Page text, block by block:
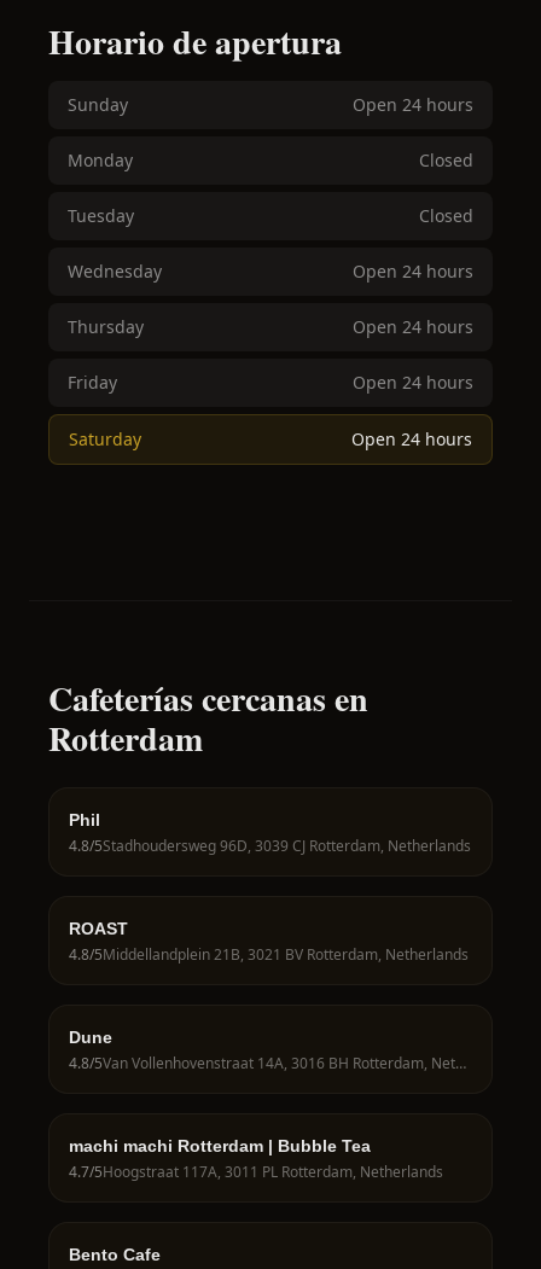
Horario de apertura
Sunday Open 24 hours
Monday Closed
Tuesday Closed
Wednesday Open 24 hours
Thursday Open 24 hours
Friday Open 24 hours
Saturday Open 24 hours
Cafeterías cercanas en
Rotterdam
Phil
4.8/5Stadhoudersweg 96D, 3039 CJ Rotterdam, Netherlands
ROAST
4.8/5Middellandplein 21B, 3021 BV Rotterdam, Netherlands
Dune
4.8/5 Van Vollenhovenstraat 14A, 3016 BH Rotterdam, Netherlands
machi machi Rotterdam | Bubble Tea
4.7/5Hoogstraat 117A, 3011 PL Rotterdam, Netherlands
Bento Cafe